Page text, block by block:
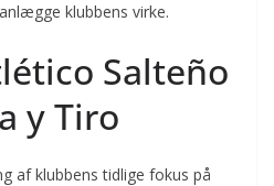
klubbens virke.
Salteño
y Tiro
af klubbens tidlige fokus på